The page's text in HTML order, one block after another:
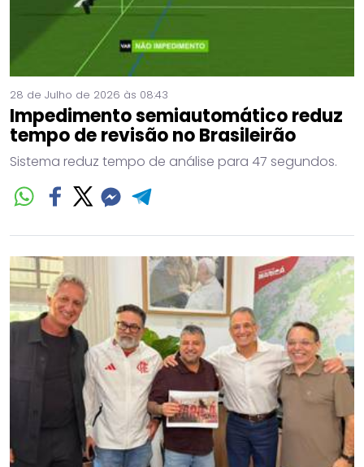
28 de Julho de 2026 às 08:43
Impedimento semiautomático reduz
tempo de revisão no Brasileirão
Sistema reduz tempo de análise para 47 segundos.